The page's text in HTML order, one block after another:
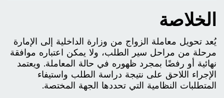
الخلاصة
يُعد تحويل معاملة الزواج من وزارة الداخلية إلى الإمارة
مرحلة من مراحل سير الطلب، ولا يمكن اعتباره موافقة
نهائية أو رفضًا بمجرد ظهوره في حالة المعاملة. ويعتمد
الإجراء اللاحق على نتيجة دراسة الطلب واستيفاء
المتطلبات النظامية التي تحددها الجهة المختصة.